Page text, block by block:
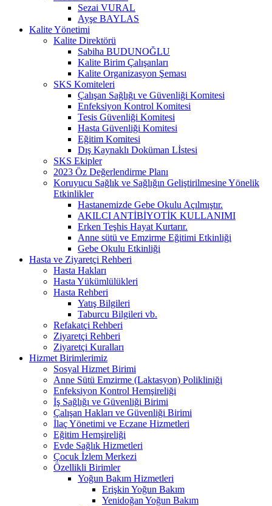
Sezai VURAL
Ayşe BAYLAS
Kalite Yönetimi
Kalite Direktörü
Sabiha BUDUNOĞLU
Kalite Birim Çalışanları
Kalite Organizasyon Şeması
SKS Komiteleri
Çalışan Sağlığı ve Güvenliği Komitesi
Enfeksiyon Kontrol Komitesi
Tesis Güvenliği Komitesi
Hasta Güvenliği Komitesi
Eğitim Komitesi
Dış Kaynaklı Doküman Lİstesi
SKS Ekipler
2023 Öz Değerlendirme Planı
Koruyucu Sağlık ve Sağlığın Geliştirilmesine Yönelik
Etkinlikler
Hastanemizde Gebe Okulu Açılmıştır.
AKILCI ANTİBİYOTİK KULLANIMI
Erken Teşhis Hayat Kurtarır.
Anne sütü ve Emzirme Eğitimi Etkinliği
Gebe Okulu Etkinliği
Hasta ve Ziyaretçi Rehberi
Hasta Hakları
Hasta Yükümlülükleri
Hasta Rehberi
Yatış Bilgileri
Taburcu Bilgileri vb.
Refakatçi Rehberi
Ziyaretçi Rehberi
Ziyaretçi Kuralları
Hizmet Birimlerimiz
Sosyal Hizmet Birimi
Anne Sütü Emzirme (Laktasyon) Polikliniği
Enfeksiyon Kontrol Hemşireliği
İş Sağlığı ve Güvenliği Birimi
Çalışan Hakları ve Güvenliği Birimi
İlaç Yönetimi ve Eczane Hizmetleri
Eğitim Hemşireliği
Evde Sağlık Hizmetleri
Çocuk İzlem Merkezi
Özellikli Birimler
Yoğun Bakım Hizmetleri
Erişkin Yoğun Bakım
Yenidoğan Yoğun Bakım